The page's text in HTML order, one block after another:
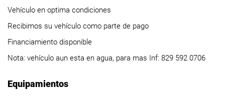
Vehículo en optima condiciones
Recibimos su vehículo como parte de pago
Financiamiento disponible
Nota: vehículo aun esta en agua, para mas Inf: 829 592 0706
Equipamientos